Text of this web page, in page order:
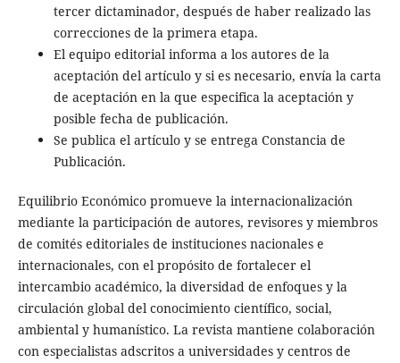
tercer dictaminador, después de haber realizado las
correcciones de la primera etapa.
El equipo editorial informa a los autores de la
aceptación del artículo y si es necesario, envía la carta
de aceptación en la que especifica la aceptación y
posible fecha de publicación.
Se publica el artículo y se entrega Constancia de
Publicación.
Equilibrio Económicopromueve la internacionalización
mediante la participación de autores, revisores y miembros
de comités editoriales de instituciones nacionales e
internacionales, con el propósito de fortalecer el
intercambio académico, la diversidad de enfoques y la
circulación global del conocimiento científico, social,
ambiental y humanístico. La revista mantiene colaboración
con especialistas adscritos a universidades y centros de